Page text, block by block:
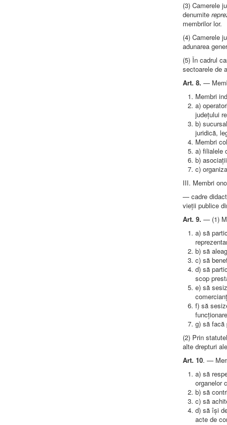
(3) Camerele
denumite
membrilor lor.
(4) Camerele
adunarea
(5) În cadrul
sectoarele de
Art. 8. —
Membri
a)
județului
b)
juridică,
Membri
a) filialele
b)
c)
III. Membri
— cadre
vieții publice
Art. 9. — (1)
a) să
b) să
c) să
d) să
scop
e) să
f) să
g) să facă
(2) Prin
alte drepturi
Art. 10. —
a) să
organelor
b) să
c) să
d) să își
acte de